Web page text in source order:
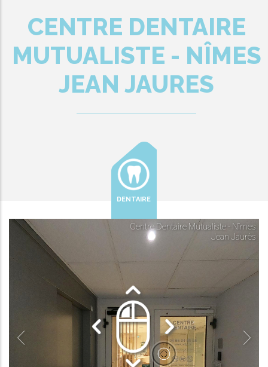
CENTRE DENTAIRE
MUTUALISTE - NÎMES
JEAN JAURES
DENTAIRE